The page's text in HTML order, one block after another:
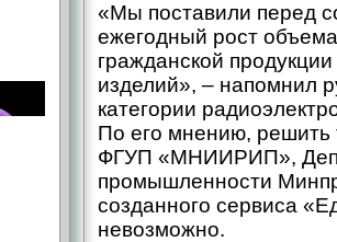
«Мы поставили перед
ежегодный рост
гражданской
изделий», – ​напомнил
категории
По его мнению, решить
ФГУП «МНИИРИП»,
промышленности
созданного сервиса
невозможно.